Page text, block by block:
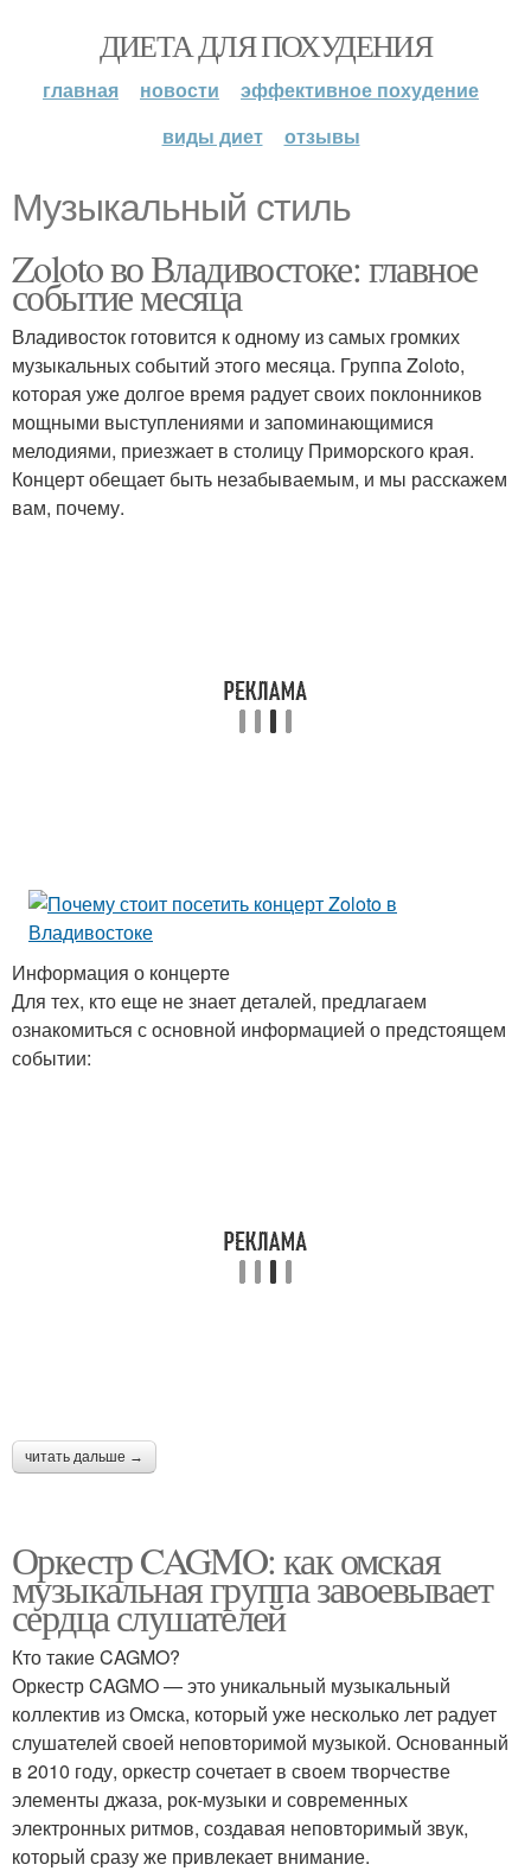
ДИЕТА ДЛЯ ПОХУДЕНИЯ
главная новости
эффективное похудение
виды диет
отзывы
Музыкальный стиль
Zoloto во Владивостоке: главное
событие месяца
Владивосток готовится к одному из самых громких
музыкальных событий этого месяца. Группа Zoloto,
которая уже долгое время радует своих поклонников
мощными выступлениями и запоминающимися
мелодиями, приезжает в столицу Приморского края.
Концерт обещает быть незабываемым, и мы расскажем
вам, почему.
Информация о концерте
Для тех, кто еще не знает деталей, предлагаем
ознакомиться с основной информацией о предстоящем
событии:
читать дальше →
Оркестр CAGMO: как омская
музыкальная группа завоевывает
сердца слушателей
Кто такие CAGMO?
Оркестр CAGMO — это уникальный музыкальный
коллектив из Омска, который уже несколько лет радует
слушателей своей неповторимой музыкой. Основанный
в 2010 году, оркестр сочетает в своем творчестве
элементы джаза, рок-музыки и современных
электронных ритмов, создавая неповторимый звук,
который сразу же привлекает внимание.